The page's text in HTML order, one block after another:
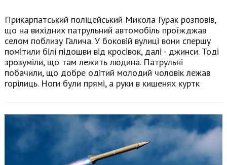
Прикарпатський поліцейський Микола Гурак розповів,
що на вихідних патрульний автомобіль проїжджав
селом поблизу Галича. У боковій вулиці вони спершу
помітили білі підошви від кросівок, далі - джинси. Тоді
зрозуміли, що там лежить людина. Патрульні
побачили, що добре одітий молодий чоловік лежав
горілиць. Ноги були прямі, а руки в кишенях куртк